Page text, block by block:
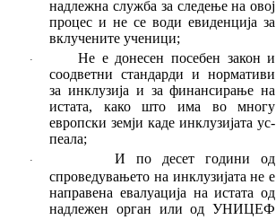
надлежна служба за следење на овој
процес и не се води евиденција за
вклучените ученици;
·
Не е донесен посебен закон и
соодветни стандарди и нормативи
за инклузија и за финансирање на
истата, како што има во многу
европски земји каде инклузијата ус­
пеала;
·
И по десет години од
спроведувањето на инклузијата не е
направена евалуација на истата од
надлежен орган или од УНИЦЕФ